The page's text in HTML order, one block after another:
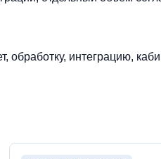
интеграцию,